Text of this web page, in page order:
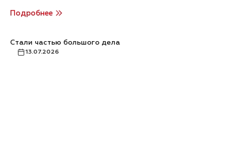
Подробнее
13.07.2026
Стали частью большого дела